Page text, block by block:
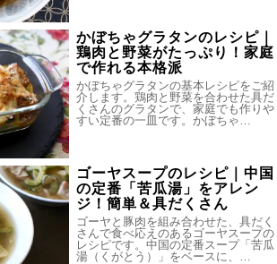
かぼちゃグラタンのレシピ｜
鶏肉と野菜がたっぷり！家庭
で作れる本格派
かぼちゃグラタンの基本レシピをご紹
介します。鶏肉と野菜を合わせた具だ
くさんのグラタンで、家庭でも作りや
すい定番の一皿です。かぼちゃ…
ゴーヤスープのレシピ｜中国
の定番「苦瓜湯」をアレン
ジ！簡単＆具だくさん
ゴーヤと豚肉を組み合わせた、具だく
さんで食べ応えのあるゴーヤスープの
レシピです。中国の定番スープ「苦瓜
湯（くがとう）」をベースに、…